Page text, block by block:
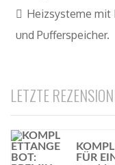
Heizsysteme mit
und Pufferspeicher.
LETZTE
FÜR